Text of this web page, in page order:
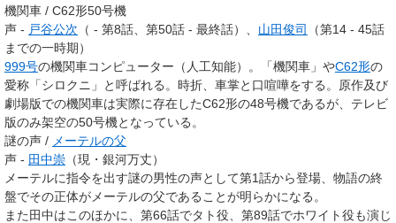
機関車 / C62形50号機
声 - 戸谷公次 （ - 第8話、第50話 - 最終話）、 山田俊司
（第14 - 45話
までの一時期）
999号の機関車コンピューター（人工知能）。「機関車」やC62形の
愛称「シロクニ」と呼ばれる。時折、車掌と口喧嘩をする。原作及び
劇場版での機関車は実際に存在したC62形の48号機であるが、テレビ
版のみ架空の50号機となっている。
謎の声 / メーテルの父
声 - 田中崇 （現・銀河万丈）
メーテルに指令を出す謎の男性の声として第1話から登場、物語の終
盤でその正体がメーテルの父であることが明らかになる。
また田中はこのほかに、第66話でタト役、第89話でホワイト役も演じ